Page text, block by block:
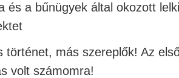
és a bűnügyek által okozott
történet, más szereplők! Az
volt számomra!